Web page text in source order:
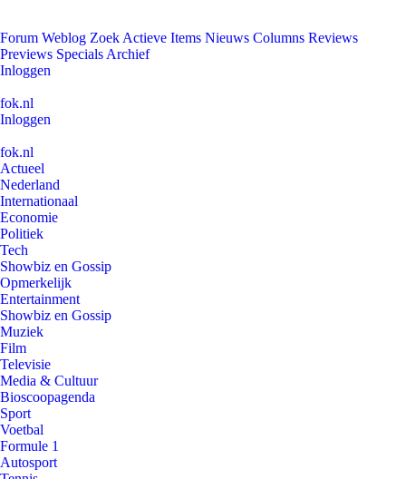
Forum Weblog Zoek Actieve Items Nieuws Columns Reviews
Previews Specials Archief
Inloggen
fok.nl
Inloggen
fok.nl
Actueel
Nederland
Internationaal
Economie
Politiek
Tech
Showbiz en Gossip
Opmerkelijk
Entertainment
Showbiz en Gossip
Muziek
Film
Televisie
Media & Cultuur
Bioscoopagenda
Sport
Voetbal
Formule 1
Autosport